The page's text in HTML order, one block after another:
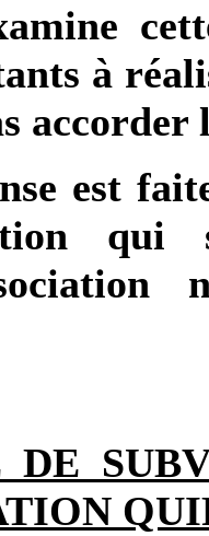
à
est
qui
DE